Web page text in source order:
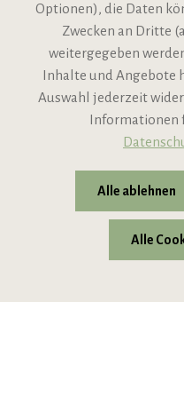
Informationen
Support
* Alle Preise inkl. gesetzl.
Optionen), die Daten
Zwecken an Dritte
weitergegeben
Inhalte und Angebote
Auswahl jederzeit
Informationen
Alle ablehnen
Alle